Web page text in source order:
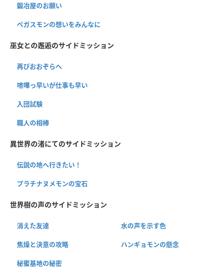
鍛冶屋のお願い
ペガスモンの想いをみんなに
巫女との邂逅のサイドミッション
再びおおぞらへ
喧嘩っ早いが仕事も早い
入団試験
職人の相棒
異世界の渚にてのサイドミッション
伝説の地へ行きたい！
プラチナヌメモンの宝石
世界樹の声のサイドミッション
消えた友達 水の声を示す色
焦燥と決意の攻略 ハンギョモンの懸念
秘蜜基地の秘密